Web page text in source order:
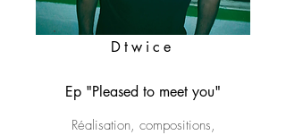
Dtwice
Ep "Pleased to meet you"
Réalisation, compositions,